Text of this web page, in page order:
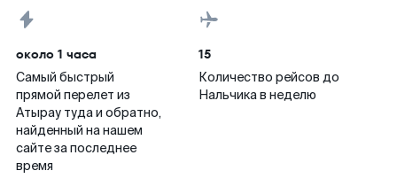
около 1 часа
Самый быстрый
прямой перелет из
Атырау туда и обратно,
найденный на нашем
сайте за последнее
время
15
Количество рейсов до
Нальчика в неделю